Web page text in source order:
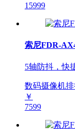
15999
索尼FDR-
5轴防抖，快
数码摄像机
￥
7599